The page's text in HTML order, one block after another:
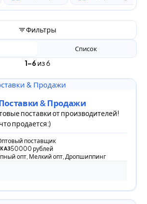
Фильтры
1–6 из 6
Список
& Продажи
поставки от производителей!
продается:)
поставщик
50000 рублей
опт, Мелкий опт, Дропшиппинг